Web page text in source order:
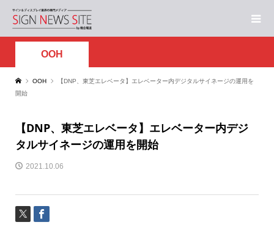
OOH
OOH
【DNP、東芝エレベータ】エレベーター内デジタルサイネージの運用を
開始
【DNP、東芝エレベータ】エレベーター内デジ
タルサイネージの運用を開始
2021.10.06